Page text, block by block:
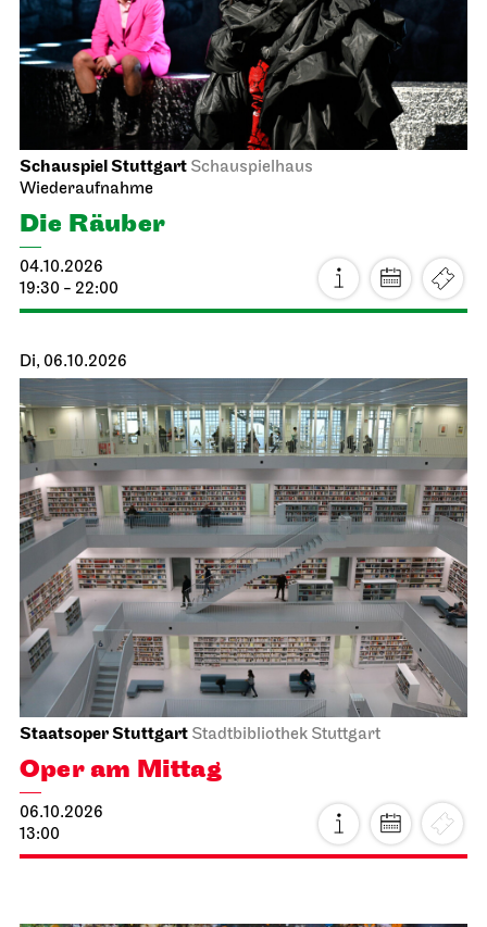
Schauspiel Stuttgart Schauspielhaus
Wiederaufnahme
Die Räuber
04.10.2026
19:30 - 22:00
Di, 06.10.2026
Staatsoper Stuttgart Stadtbibliothek Stuttgart
Oper am Mittag
06.10.2026
13:00